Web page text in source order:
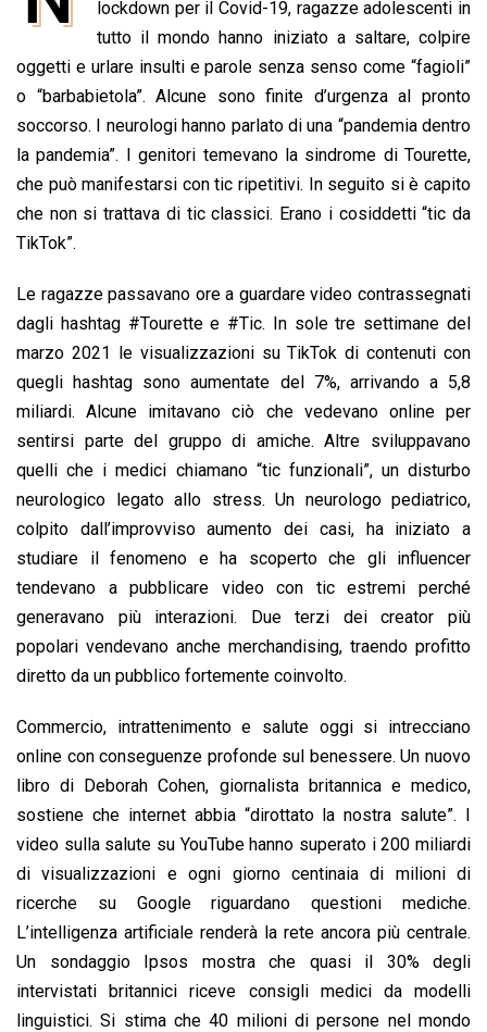
o
p
p
I
n
s
n
k
lockdown per il Covid-19, ragazze adolescenti in
tutto il mondo hanno iniziato a saltare, colpire
oggetti e urlare insulti e parole senza senso come “fagioli”
o “barbabietola”. Alcune sono finite d’urgenza al pronto
soccorso. I neurologi hanno parlato di una “pandemia dentro
la pandemia”. I genitori temevano la sindrome di Tourette,
che può manifestarsi con tic ripetitivi. In seguito si è capito
che non si trattava di tic classici. Erano i cosiddetti “tic da
TikTok”.
Le ragazze passavano ore a guardare video contrassegnati
dagli hashtag #Tourette e #Tic. In sole tre settimane del
marzo 2021 le visualizzazioni su TikTok di contenuti con
quegli hashtag sono aumentate del 7%, arrivando a 5,8
miliardi. Alcune imitavano ciò che vedevano online per
sentirsi parte del gruppo di amiche. Altre sviluppavano
quelli che i medici chiamano “tic funzionali”, un disturbo
neurologico legato allo stress. Un neurologo pediatrico,
colpito dall’improvviso aumento dei casi, ha iniziato a
studiare il fenomeno e ha scoperto che gli influencer
tendevano a pubblicare video con tic estremi perché
generavano più interazioni. Due terzi dei creator più
popolari vendevano anche merchandising, traendo profitto
diretto da un pubblico fortemente coinvolto.
Commercio, intrattenimento e salute oggi si intrecciano
online con conseguenze profonde sul benessere. Un nuovo
libro di Deborah Cohen, giornalista britannica e medico,
sostiene che internet abbia “dirottato la nostra salute”. I
video sulla salute su YouTube hanno superato i 200 miliardi
di visualizzazioni e ogni giorno centinaia di milioni di
ricerche su Google riguardano questioni mediche.
L’intelligenza artificiale renderà la rete ancora più centrale.
Un sondaggio Ipsos mostra che quasi il 30% degli
intervistati britannici riceve consigli medici da modelli
linguistici. Si stima che 40 milioni di persone nel mondo